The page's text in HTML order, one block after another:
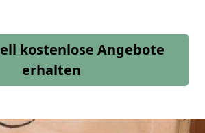
kostenlose Angebote
erhalten